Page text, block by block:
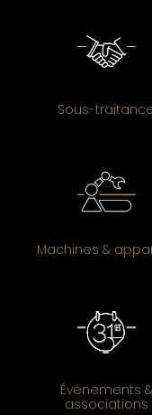
Sous-
Machines &
Événements &
associations